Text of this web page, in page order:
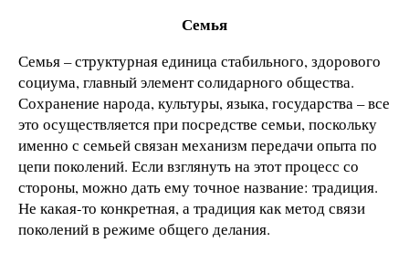
Семья
Семья – структурная единица стабильного, здорового
социума, главный элемент солидарного общества.
Сохранение народа, культуры, языка, государства – все
это осуществляется при посредстве семьи, поскольку
именно с семьей связан механизм передачи опыта по
цепи поколений. Если взглянуть на этот процесс со
стороны, можно дать ему точное название: традиция.
Не какая-то конкретная, а традиция как метод связи
поколений в режиме общего делания.